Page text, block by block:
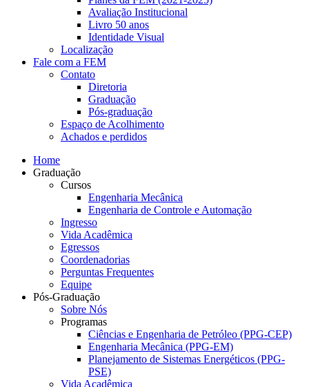
Avaliação Institucional
Livro 50 anos
Identidade Visual
Localização
Fale com a FEM
Contato
Diretoria
Graduação
Pós-graduação
Espaço de Acolhimento
Achados e perdidos
Home
Graduação
Cursos
Engenharia Mecânica
Engenharia de Controle e Automação
Ingresso
Vida Acadêmica
Egressos
Coordenadorias
Perguntas Frequentes
Equipe
Pós-Graduação
Sobre Nós
Programas
Ciências e Engenharia de Petróleo (PPG-CEP)
Engenharia Mecânica (PPG-EM)
Planejamento de Sistemas Energéticos (PPG-
PSE)
Vida Acadêmica